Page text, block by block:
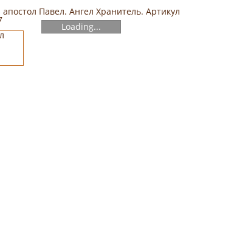
Loading...